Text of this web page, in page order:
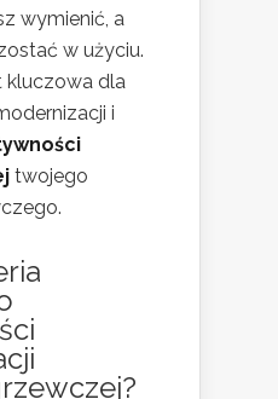
wymienić, a
w użyciu.
kluczowa dla
i
twojego